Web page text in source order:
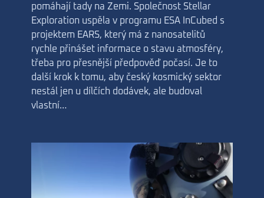
pomáhají tady na Zemi. Společnost Stellar
Exploration uspěla v programu ESA InCubed s
projektem EARS, který má z nanosatelitů
rychle přinášet informace o stavu atmosféry,
třeba pro přesnější předpověď počasí. Je to
další krok k tomu, aby český kosmický sektor
nestál jen u dílčích dodávek, ale budoval
vlastní…